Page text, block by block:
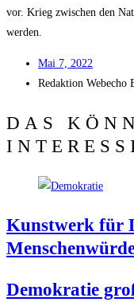
vor. Krieg zwi­schen den
werden.
Mai 7, 2022
Redak­ti­on Web­echo
DAS
Kunst­werk für
Demo­kra­tie